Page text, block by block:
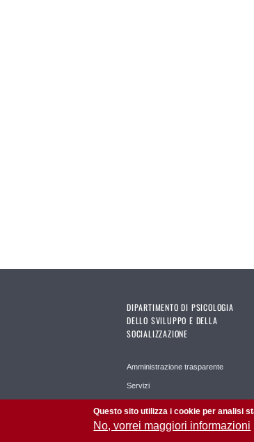
DIPARTIMENTO DI PSICOLOGIA
DELLO SVILUPPO E DELLA
SOCIALIZZAZIONE
Amministrazione trasparente
Servizi
Facebook
Questo sito utilizza i cookie per analisi
No, vorrei maggiori informazioni